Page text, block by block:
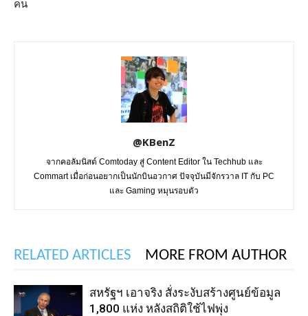
คน
@KBenZ
จากคอลัมนิสต์ Comtoday สู่ Content Editor ใน Techhub และ
Commart เมื่อก่อนอยากเป็นนักบินอวกาศ ปัจจุบันมีจักรวาล IT กับ PC
และ Gaming หมุนรอบตัว
RELATED ARTICLES MORE FROM AUTHOR
สหรัฐฯ เอาจริง สั่งระงับสร้างศูนย์ข้อมูล
1,800 แห่ง หลังสถิติใช้ไฟพุ่ง